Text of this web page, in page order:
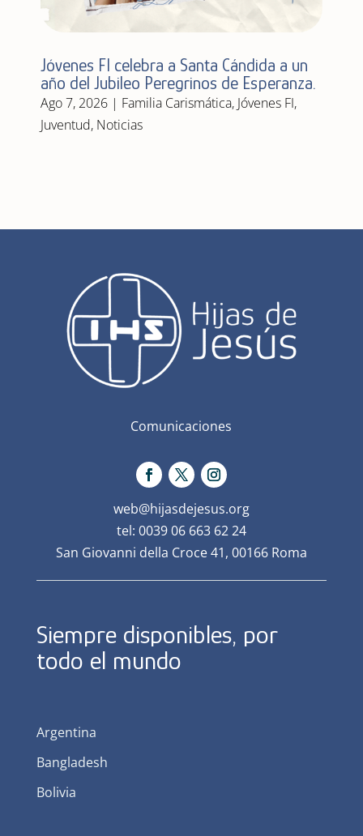
Jóvenes FI celebra a Santa Cándida a un
año del Jubileo Peregrinos de Esperanza.
Ago 7, 2026| Familia Carismática, Jóvenes FI,
Juventud, Noticias
Comunicaciones
web@hijasdejesus.org
tel: 0039 06 663 62 24
San Giovanni della Croce 41, 00166 Roma
Siempre disponibles, por
todo el mundo
Argentina
Bangladesh
Bolivia